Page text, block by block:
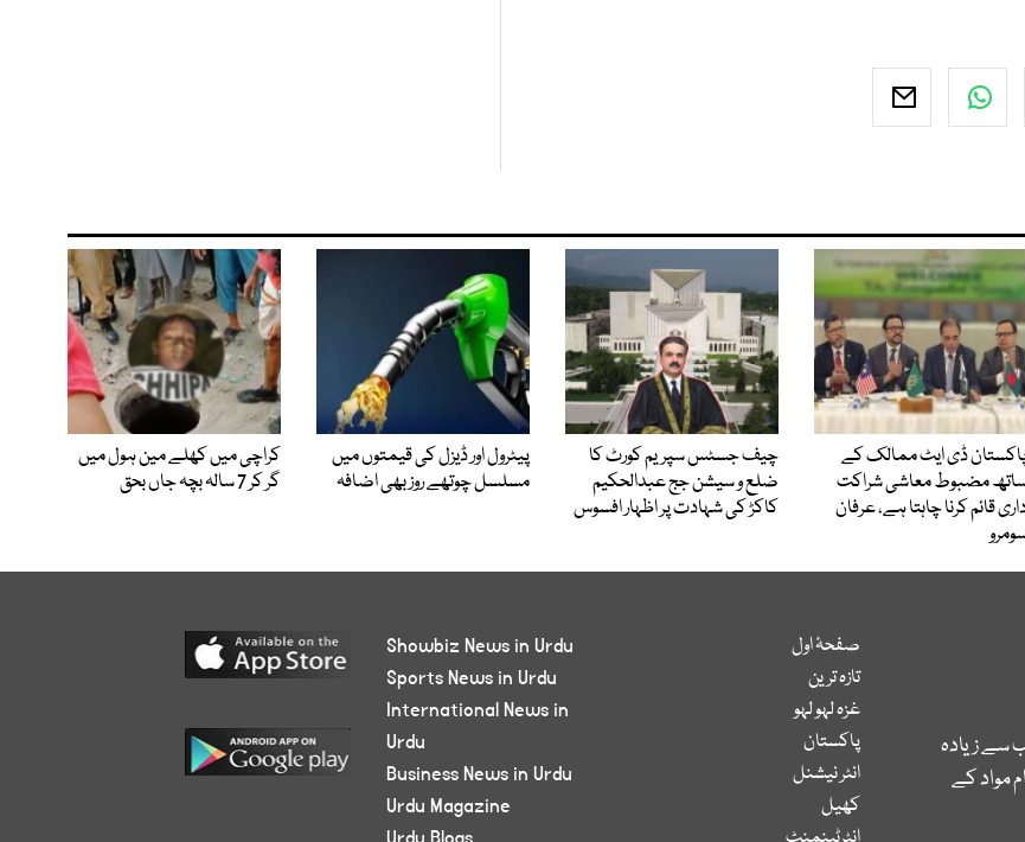
ڈی ایٹ ممالک کے
مضبوط معاشی شراکت
قائم کرنا چاہتا ہے، عرفان
چیف جسٹس سپریم کورٹ کا
ضلع و سیشن جج عبدالحکیم
کاکڑ کی شہادت پر اظہار افسوس
پیٹرول اور ڈیزل کی قیمتوں میں
مسلسل چوتھے روز بھی اضافہ
کراچی میں کھلے مین ہول میں
گر کر 7 سالہ بچہ جاں بحق
سے زیادہ
مواد کے
صفحۂ اول
تازہ ترین
غزہ لہو لہو
پاکستان
انٹر نیشنل
کھیل
Showbiz News in Urdu
Sports News in Urdu
International News in
Urdu
Business News in Urdu
Urdu Magazine